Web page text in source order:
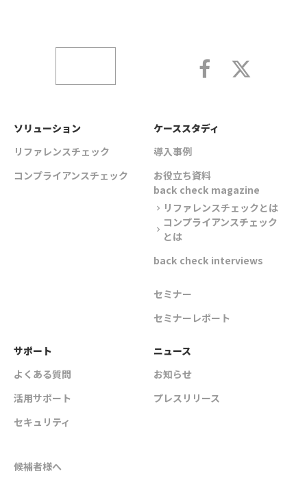
ソリューション
リファレンスチェック
コンプライアンスチェック
ケーススタディ
導入事例
お役立ち資料
back check magazine
chevron_right リファレンスチェックとは
chevron_right
コンプライアンスチェック
とは
back check interviews
セミナー
セミナーレポート
サポート
よくある質問
活用サポート
セキュリティ
ニュース
お知らせ
プレスリリース
候補者様へ